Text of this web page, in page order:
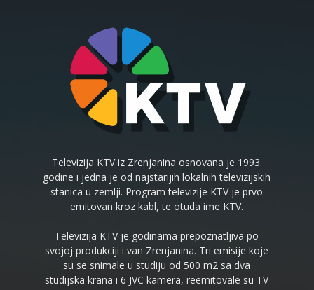
Televizija KTV iz Zrenjanina osnovana je 1993.
godine i jedna je od najstarijih lokalnih televizijskih
stanica u zemlji. Program televizije KTV je prvo
emitovan kroz kabl, te otuda ime KTV.
Televizija KTV je godinama prepoznatljiva po
svojoj produkciji i van Zrenjanina. Tri emisije koje
su se snimale u studiju od 500 m2 sa dva
studijska krana i 6 JVC kamera, reemitovale su TV